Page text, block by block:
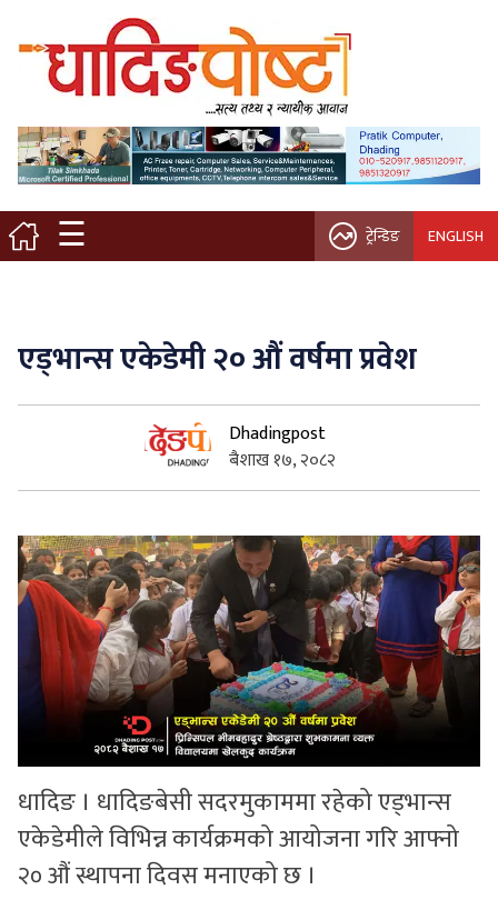
☰
मुख्य पृष्ठ
स्थानीय समाचार
विचार / ब्लग
नगर/गाउँ पालिका
कृषि/सहकारी
प्रवास
सुचनाहरु
स्वास्थ्य
भिडियो
ट्रेन्डिङ ENGLISH
एड्भान्स एकेडेमी २० औं वर्षमा प्रवेश
Dhadingpost
बैशाख १७, २०८२
धादिङ । धादिङबेसी सदरमुकाममा रहेको एड्भान्स
एकेडेमीले विभिन्न कार्यक्रमको आयोजना गरि आफ्नो
२० औं स्थापना दिवस मनाएको छ ।